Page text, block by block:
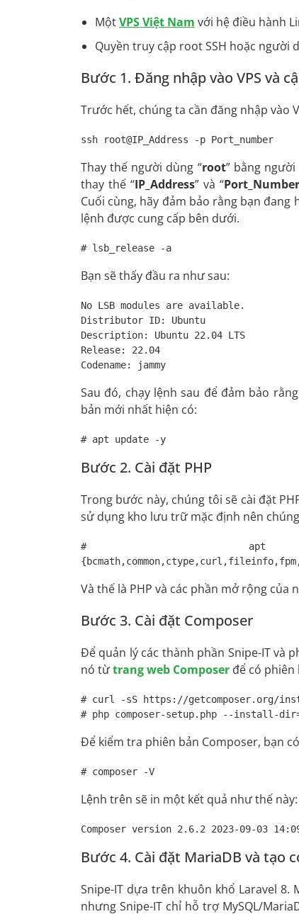
MộtVPS Việt Nam với hệ điều hành
Quyền truy cập root SSH hoặc
Bước 1. Đăng nhập vào VPS và
Trước hết, chúng ta cần đăng nhập vào
ssh root@IP_Address -p Port_number
Thay thế người dùng “root” bằng
thay thế “IP_Address” và “Port_Number
Cuối cùng, hãy đảm bảo rằng bạn
lệnh được cung cấp bên dưới.
# lsb_release -a
Bạn sẽ thấy đầu ra như sau:
No LSB modules are available.
Distributor ID: Ubuntu
Description: Ubuntu 22.04 LTS
Release: 22.04
Codename: jammy
Sau đó, chạy lệnh sau để đảm bảo
bản mới nhất hiện có:
# apt update -y
Bước 2. Cài đặt PHP
Trong bước này, chúng tôi sẽ cài đặt
sử dụng kho lưu trữ mặc định nên
# apt
Và thế là PHP và các phần mở rộng của
Bước 3. Cài đặt Composer
Để quản lý các thành phần Snipe-IT và
nó từtrang web Composer để có
# curl -sS https://getcomposer.org/
# php composer-setup.php --install-
Để kiểm tra phiên bản Composer, bạn
# composer -V
Lệnh trên sẽ in một kết quả như thế này:
Composer version 2.6.2 2023-09-03
Bước 4. Cài đặt MariaDB và tạo
Snipe-IT dựa trên khuôn khổ Laravel 8.
nhưng Snipe-IT chỉ hỗ trợ MySQL/